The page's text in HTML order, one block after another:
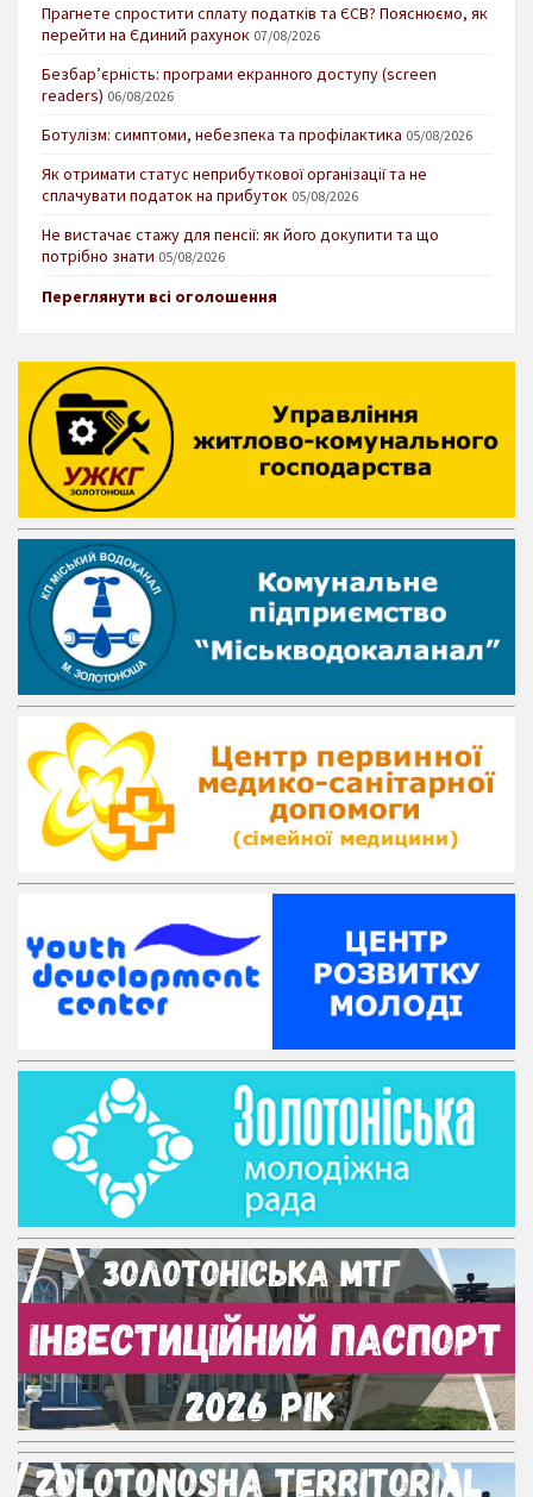
Прагнете спростити сплату податків та ЄСВ? Пояснюємо, як
перейти на Єдиний рахунок 07/08/2026
Безбар’єрність: програми екранного доступу (screen
readers) 06/08/2026
Ботулізм: симптоми, небезпека та профілактика 05/08/2026
Як отримати статус неприбуткової організації та не
сплачувати податок на прибуток 05/08/2026
Не вистачає стажу для пенсії: як його докупити та що
потрібно знати 05/08/2026
Переглянути всі оголошення